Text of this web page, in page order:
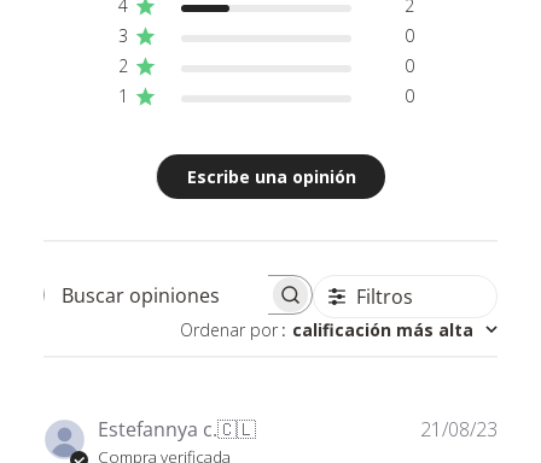
4
2
3
0
2
0
1
0
Escribe una opinión
Buscar opiniones Filtros
Ordenar por : calificación más alta
Estefannya c.🇨🇱
Compra verificada
21/08/23